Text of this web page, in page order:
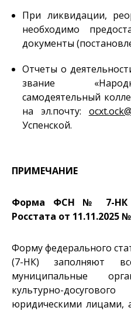
При ликвидации,
необходимо
документы
Отчеты о
звание
самодеятельный
на эл.почту:
Успенской.
ПРИМЕЧАНИЕ
Форма ФСН № 7-НК
Росстата от 11.11.2025
Форму федерального
(7-НК) заполняют
муниципальные
культурно-
юридическими лицами,